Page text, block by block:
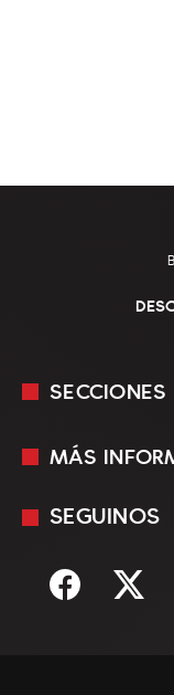
SECCIONES
En Vivo
Sociedad
MÁS
Mediakit
Términos y
SEGUINOS